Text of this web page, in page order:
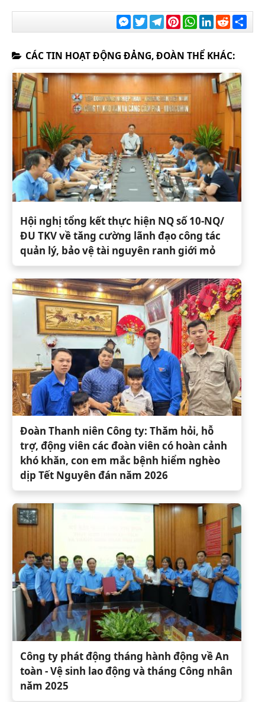
Messenger
TwitterTelegramPinterestWhatsApp
LinkedIn
Reddit
CÁC TIN HOẠT ĐỘNG ĐẢNG, ĐOÀN THỂ KHÁC:
Hội nghị tổng kết thực hiện NQ số 10-NQ/
ĐU TKV về tăng cường lãnh đạo công tác
quản lý, bảo vệ tài nguyên ranh giới mỏ
Đoàn Thanh niên Công ty: Thăm hỏi, hỗ
trợ, động viên các đoàn viên có hoàn cảnh
khó khăn, con em mắc bệnh hiểm nghèo
dịp Tết Nguyên đán năm 2026
Công ty phát động tháng hành động về An
toàn - Vệ sinh lao động và tháng Công nhân
năm 2025